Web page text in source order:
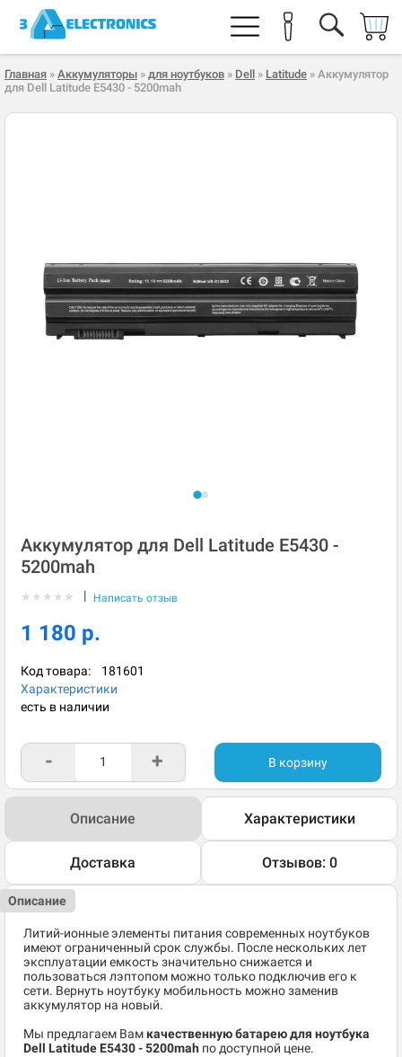
Главная » Аккумуляторы » для ноутбуков » Dell » Latitude » Аккумулятор
для Dell Latitude E5430 - 5200mah
Аккумулятор для Dell Latitude E5430 -
5200mah
★ ★ ★ ★ ★ | Написать отзыв
1 180 р.
Код товара: 181601
Характеристики
есть в наличии
- + В корзину
Описание Характеристики
Доставка Отзывов: 0
Описание
Литий-ионные элементы питания современных ноутбуков
имеют ограниченный срок службы. После нескольких лет
эксплуатации емкость значительно снижается и
пользоваться лэптопом можно только подключив его к
сети. Вернуть ноутбуку мобильность можно заменив
аккумулятор на новый.
Мы предлагаем Вам качественную батарею для ноутбука
Dell Latitude E5430 - 5200mah по доступной цене.